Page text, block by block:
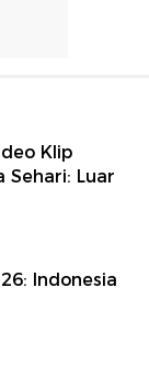
Klip
Sehari: Luar
Indonesia